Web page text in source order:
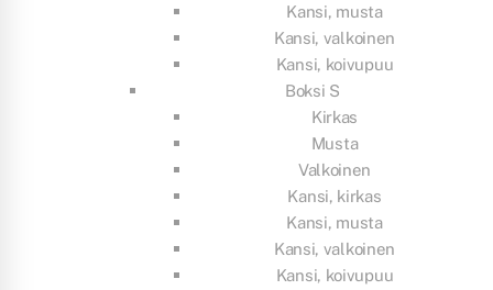
Kansi, musta
Kansi, valkoinen
Kansi, koivupuu
Boksi S
Kirkas
Musta
Valkoinen
Kansi, kirkas
Kansi, musta
Kansi, valkoinen
Kansi, koivupuu